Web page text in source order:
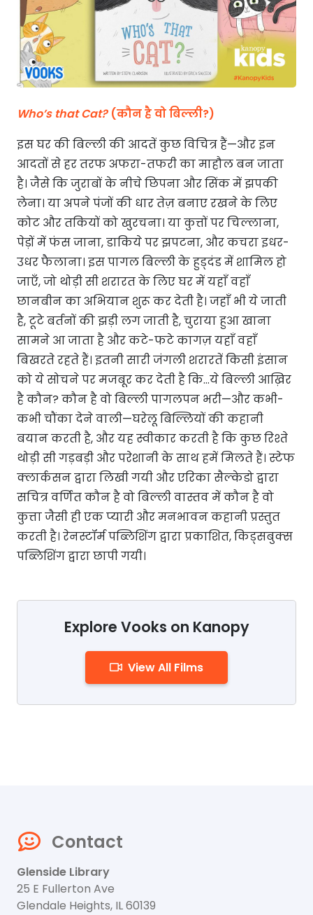
Who’s that Cat?(कौन है वो बिल्ली?)
इस घर की बिल्ली की आदतें कुछ विचित्र हैं—और इन
आदतों से हर तरफ अफरा-तफरी का माहौल बन जाता
है। जैसे कि जुराबों के नीचे छिपना और सिंक में झपकी
लेना। या अपने पंजों की धार तेज़ बनाए रखने के लिए
कोट और तकियों को खुरचना। या कुत्तों पर चिल्लाना,
पेड़ों में फंस जाना, डाकिये पर झपटना, और कचरा इधर-
उधर फैलाना। इस पागल बिल्ली के हुड्दंड में शामिल हो
जाएँ, जो थोड़ी सी शरारत के लिए घर में यहाँ वहाँ
छानबीन का अभियान शुरू कर देती है। जहाँ भी ये जाती
है, टूटे बर्तनों की झड़ी लग जाती है, चुराया हुआ खाना
सामने आ जाता है और कटे-फटे कागज़ यहाँ वहाँ
बिखरते रहते हैं। इतनी सारी जंगली शरारतें किसी इंसान
को ये सोचने पर मजबूर कर देती है कि…ये बिल्ली आख़िर
है कौन? कौन है वो बिल्ली पागलपन भरी—और कभी-
कभी चौंका देने वाली—घरेलू बिल्लियों की कहानी
बयान करती है, और यह स्वीकार करती है कि कुछ रिश्ते
थोड़ी सी गड़बड़ी और परेशानी के साथ हमें मिलते हैं। स्टेफ
क्लार्कसन द्वारा लिखी गयी और एरिका सैल्केडो द्वारा
सचित्र वर्णित कौन है वो बिल्ली वास्तव में कौन है वो
कुत्ता जैसी ही एक प्यारी और मनभावन कहानी प्रस्तुत
करती है। रेनस्टॉर्म पब्लिशिंग द्वारा प्रकाशित, किड्सबुक्स
पब्लिशिंग द्वारा छापी गयी।
Explore Vooks on Kanopy
View All Films
Contact
Glenside Library
25 E Fullerton Ave
Glendale Heights, IL 60139